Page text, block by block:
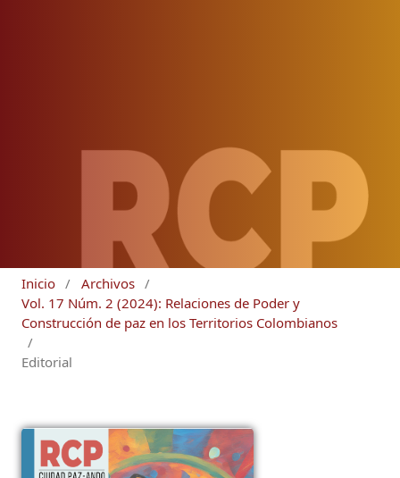
Inicio / Archivos /
Vol. 17 Núm. 2 (2024): Relaciones de Poder y
Construcción de paz en los Territorios Colombianos
/
Editorial